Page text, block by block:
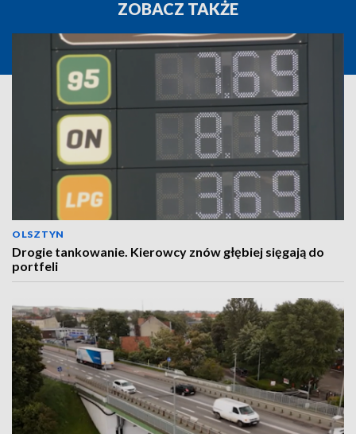
ZOBACZ TAKŻE
OLSZTYN
Drogie tankowanie. Kierowcy znów głębiej sięgają do
portfeli